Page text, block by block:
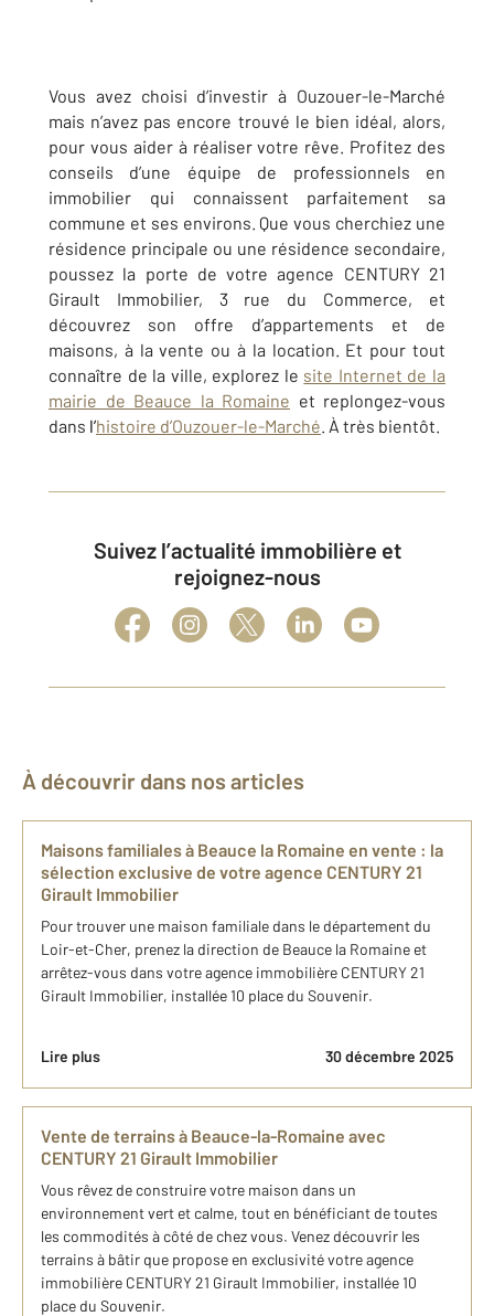
Vous avez choisi d’investir à Ouzouer-le-Marché
mais n’avez pas encore trouvé le bien idéal, alors,
pour vous aider à réaliser votre rêve. Profitez des
conseils d’une équipe de professionnels en
immobilier qui connaissent parfaitement sa
commune et ses environs. Que vous cherchiez une
résidence principale ou une résidence secondaire,
poussez la porte de votre agence CENTURY 21
Girault Immobilier, 3 rue du Commerce, et
découvrez son offre d’appartements et de
maisons, à la vente ou à la location. Et pour tout
connaître de la ville, explorez le site Internet de la
mairie de Beauce la Romaine et replongez-vous
dans l’histoire d’Ouzouer-le-Marché. À très bientôt.
Suivez l’actualité immobilière et
rejoignez-nous
À découvrir dans nos articles
Maisons familiales à Beauce la Romaine en vente : la
sélection exclusive de votre agence CENTURY 21
Girault Immobilier
Pour trouver une maison familiale dans le département du
Loir-et-Cher, prenez la direction de Beauce la Romaine et
arrêtez-vous dans votre agence immobilière CENTURY 21
Girault Immobilier, installée 10 place du Souvenir.
Lire plus 30 décembre 2025
Vente de terrains à Beauce-la-Romaine avec
CENTURY 21 Girault Immobilier
Vous rêvez de construire votre maison dans un
environnement vert et calme, tout en bénéficiant de toutes
les commodités à côté de chez vous. Venez découvrir les
terrains à bâtir que propose en exclusivité votre agence
immobilière CENTURY 21 Girault Immobilier, installée 10
place du Souvenir.